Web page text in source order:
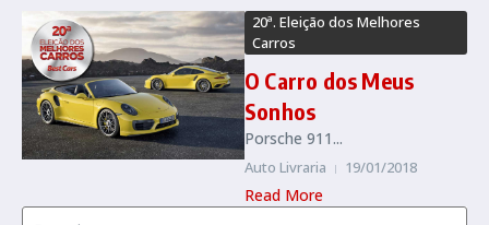
20ª. Eleição dos Melhores
Carros
O Carro dos Meus
Sonhos
Porsche 911...
Auto Livraria 19/01/2018
Read More